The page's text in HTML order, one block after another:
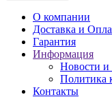
О компании
Доставка и
Гарантия
Информация
Новости
Политика
Контакты